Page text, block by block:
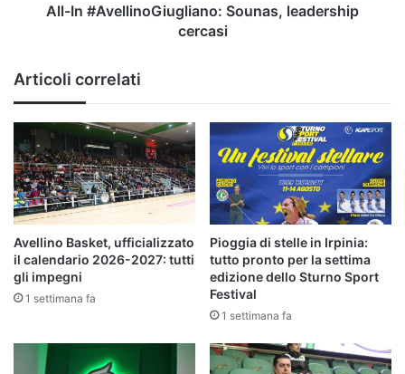
All-In #AvellinoGiugliano: Sounas, leadership
cercasi
Articoli correlati
Avellino Basket, ufficializzato
il calendario 2026-2027: tutti
gli impegni
1 settimana fa
Pioggia di stelle in Irpinia:
tutto pronto per la settima
edizione dello Sturno Sport
Festival
1 settimana fa